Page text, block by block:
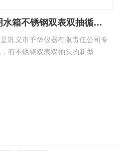
SHZ-D（Ⅲ）新型透明水箱不锈钢双表双抽循环水真空泵
巩义市予华仪器有限责任公司专
有不锈钢双表双抽头的新型循环
仪器有限责任公司自行设计的一